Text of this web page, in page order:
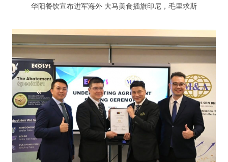
华阳餐饮宣布进军海外 大马美食插旗印尼，毛里求斯